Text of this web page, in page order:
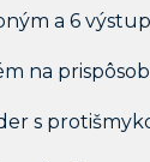
a 6
na
s